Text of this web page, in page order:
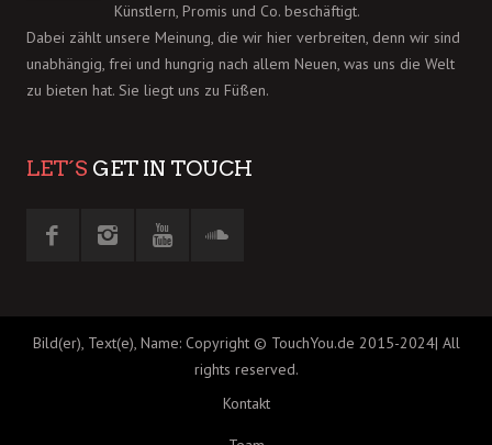
Künstlern, Promis und Co. beschäftigt.
Dabei zählt unsere Meinung, die wir hier verbreiten, denn wir sind
unabhängig, frei und hungrig nach allem Neuen, was uns die Welt
zu bieten hat. Sie liegt uns zu Füßen.
LET´S GET IN TOUCH
Bild(er), Text(e), Name: Copyright © TouchYou.de 2015-2024| All
rights reserved.
Kontakt